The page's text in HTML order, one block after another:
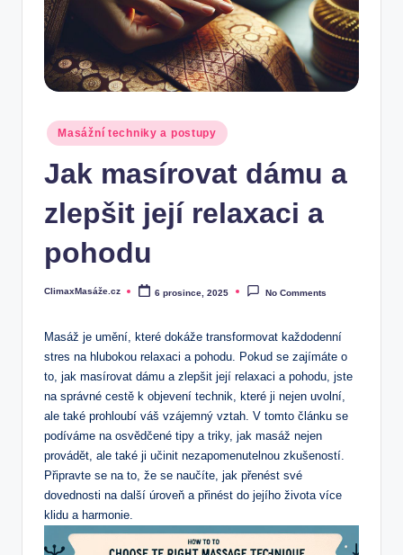
Posted
in
Masážní techniky a postupy
Jak masírovat dámu a
zlepšit její relaxaci a
pohodu
Posted
ClimaxMasáže.cz 6 prosince, 2025 No Comments
Masáž​ je umění, které dokáže transformovat každodenní
stres ⁣na hlubokou relaxaci a pohodu. Pokud se zajímáte o
to,​ jak masírovat dámu a zlepšit její relaxaci​ a pohodu, jste
na správné cestě k objevení​ technik, které ji nejen uvolní,
ale také prohloubí váš​ vzájemný ‌vztah. V tomto článku se
podíváme na ‍osvědčené tipy a triky, jak ​masáž ‍nejen
provádět, ale také​ ji učinit nezapomenutelnou zkušeností.
Připravte⁢ se na ⁤to, že se naučíte, jak přenést své
dovednosti na ‌další úroveň ‌a přinést do jejího života více
klidu a harmonie.